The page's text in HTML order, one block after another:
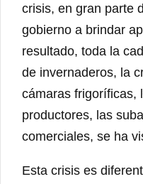
crisis, en gran parte
gobierno a brindar
resultado, toda la
de invernaderos, la
cámaras frigoríficas,
productores, las
comerciales, se ha
Esta crisis es